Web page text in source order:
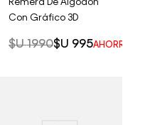
50%
Remera De Algodón
Con Gráfico 3D
$U 1990$U 995AHORRO